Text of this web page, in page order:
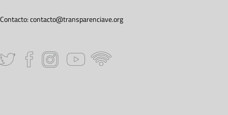
Contacto:contacto@transparenciave.org